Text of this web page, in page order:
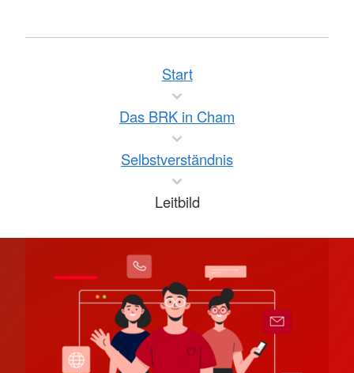
Start
Das BRK in Cham
Selbstverständnis
Leitbild